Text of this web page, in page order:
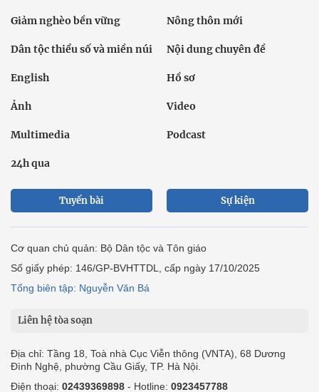
Giảm nghèo bền vững Nông thôn mới
Dân tộc thiểu số và miền núi Nội dung chuyên đề
English Hồ sơ
Ảnh Video
Multimedia Podcast
24h qua
Tuyến bài Sự kiện
Cơ quan chủ quản: Bộ Dân tộc và Tôn giáo
Số giấy phép: 146/GP-BVHTTDL, cấp ngày 17/10/2025
Tổng biên tập: Nguyễn Văn Bá
Liên hệ tòa soạn
Địa chỉ: Tầng 18, Toà nhà Cục Viễn thông (VNTA), 68 Dương
Đình Nghệ, phường Cầu Giấy, TP. Hà Nội.
Điện thoại: 02439369898 - Hotline: 0923457788